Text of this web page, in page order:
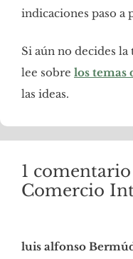
indicaciones paso a
Si aún no decides
lee sobre los temas
las ideas.
1
Comercio
luis alfonso